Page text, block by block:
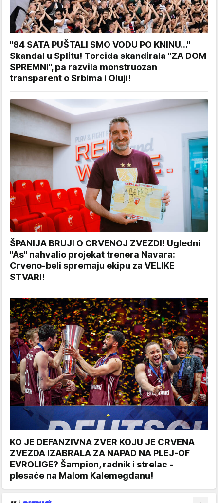
"84 SATA PUŠTALI SMO VODU PO KNINU..."
Skandal u Splitu! Torcida skandirala "ZA DOM
SPREMNI", pa razvila monstruozan
transparent o Srbima i Oluji!
ŠPANIJA BRUJI O CRVENOJ ZVEZDI! Ugledni
"As" nahvalio projekat trenera Navara:
Crveno-beli spremaju ekipu za VELIKE
STVARI!
KO JE DEFANZIVNA ZVER KOJU JE CRVENA
ZVEZDA IZABRALA ZA NAPAD NA PLEJ-OF
EVROLIGE? Šampion, radnik i strelac -
plesaće na Malom Kalemegdanu!